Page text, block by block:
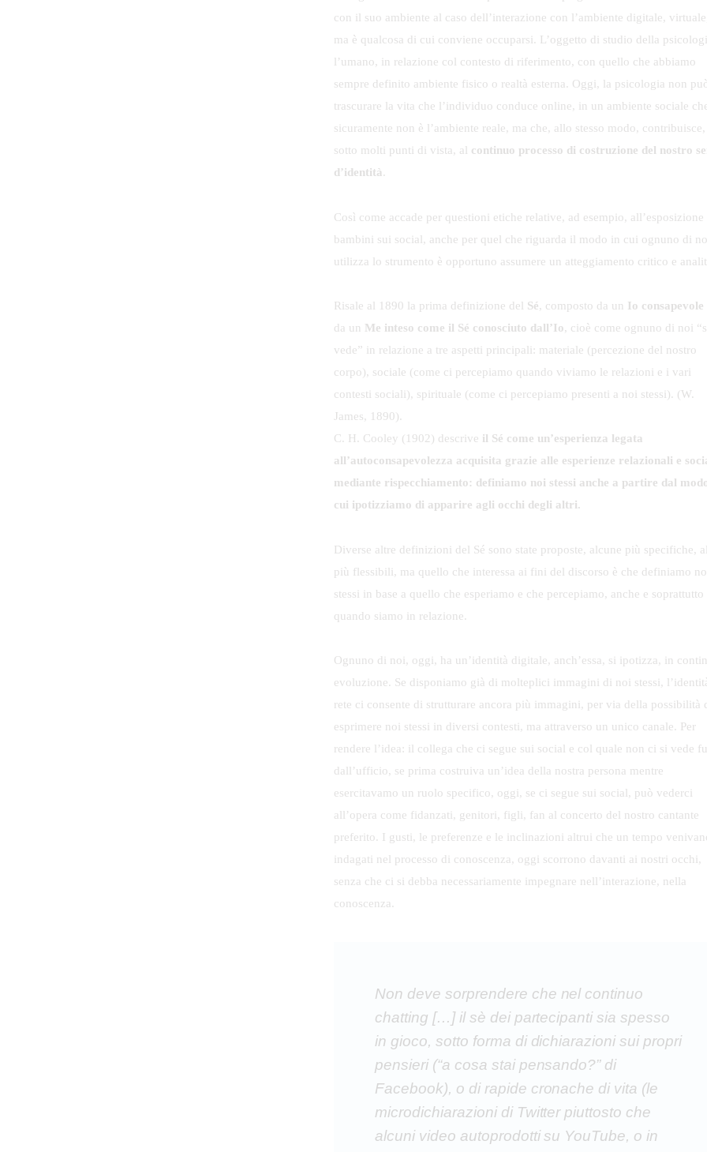
con il suo ambiente al caso dell’interazione con l’ambiente digitale,
ma è qualcosa di cui conviene occuparsi. L’oggetto di studio della
l’umano, in relazione col contesto di riferimento, con quello che abbiamo
sempre definito ambiente fisico o realtà esterna. Oggi, la psicologia non
trascurare la vita che l’individuo conduce online, in un ambiente sociale
sicuramente non è l’ambiente reale, ma che, allo stesso modo, contribuisce,
sotto molti punti di vista, al continuo processo di costruzione del nostro
d’identità.
Così come accade per questioni etiche relative, ad esempio, all’esposizione
bambini sui social, anche per quel che riguarda il modo in cui ognuno di noi
utilizza lo strumento è opportuno assumere un atteggiamento critico e
Risale al 1890 la prima definizione del Sé, composto da un Io consapevole
da un Me inteso come il Sé conosciuto dall’Io, cioè come ognuno di noi
vede” in relazione a tre aspetti principali: materiale (percezione del nostro
corpo), sociale (come ci percepiamo quando viviamo le relazioni e i vari
contesti sociali), spirituale (come ci percepiamo presenti a noi stessi). (W.
James, 1890).
C. H. Cooley (1902) descrive il Sé come un’esperienza legata
all’autoconsapevolezza acquisita grazie alle esperienze relazionali e
mediante rispecchiamento: definiamo noi stessi anche a partire dal
cui ipotizziamo di apparire agli occhi degli altri.
Diverse altre definizioni del Sé sono state proposte, alcune più specifiche,
più flessibili, ma quello che interessa ai fini del discorso è che definiamo noi
stessi in base a quello che esperiamo e che percepiamo, anche e soprattutto
quando siamo in relazione.
Ognuno di noi, oggi, ha un’identità digitale, anch’essa, si ipotizza, in
evoluzione. Se disponiamo già di molteplici immagini di noi stessi,
rete ci consente di strutturare ancora più immagini, per via della possibilità
esprimere noi stessi in diversi contesti, ma attraverso un unico canale. Per
rendere l’idea: il collega che ci segue sui social e col quale non ci si vede
dall’ufficio, se prima costruiva un’idea della nostra persona mentre
esercitavamo un ruolo specifico, oggi, se ci segue sui social, può vederci
all’opera come fidanzati, genitori, figli, fan al concerto del nostro cantante
preferito. I gusti, le preferenze e le inclinazioni altrui che un tempo
indagati nel processo di conoscenza, oggi scorrono davanti ai nostri occhi,
senza che ci si debba necessariamente impegnare nell’interazione, nella
conoscenza.
Non deve sorprendere che nel continuo
chatting […] il sè dei partecipanti sia spesso
in gioco, sotto forma di dichiarazioni sui propri
pensieri (“a cosa stai pensando?” di
Facebook), o di rapide cronache di vita (le
microdichiarazioni di Twitter piuttosto che
alcuni video autoprodotti su YouTube, o in